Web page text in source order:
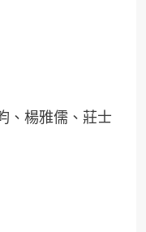
、楊雅儒、莊士